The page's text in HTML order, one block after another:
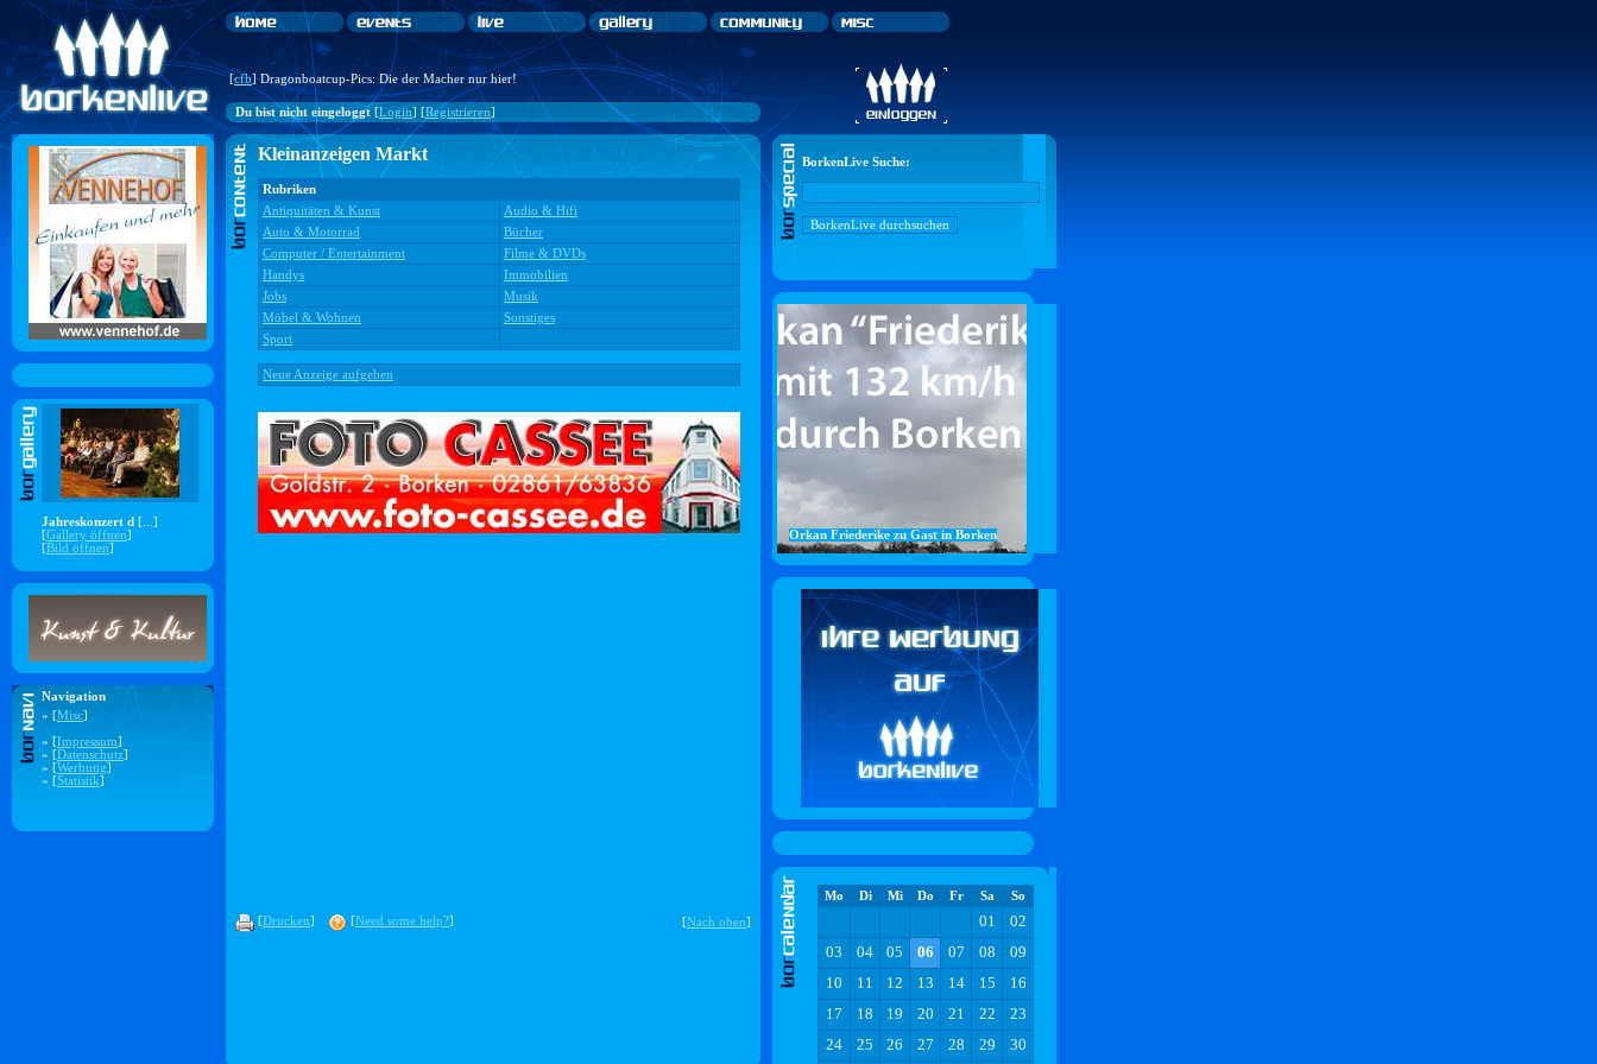
[cfb] Dragonboatcup-Pics: Die der Macher nur hier!
Du bist nicht eingeloggt[Login] [Registrieren]
Jahreskonzert d [...]
[Gallery öffnen]
[Bild öffnen]
Navigation
» [Misc]
» [Impressum]
» [Datenschutz]
» [Werbung]
» [Statistik]
Kleinanzeigen Markt
Rubriken
Antiquitäten & Kunst
Audio & Hifi
Auto & Motorrad
Bücher
Computer / Entertainment
Filme & DVDs
Handys
Immobilien
Jobs
Musik
Möbel & Wohnen
Sonstiges
Sport
Neue Anzeige aufgeben
Drucken Need some help? [Nach oben]
BorkenLive Suche:
Orkan Friederike zu Gast in Borken
Mo Di Mi Do Fr Sa So
01
02
03
04 05 06 07 08
09
10
11 12 13 14 15
16
17
18 19 20 21 22
23
24
25 26 27 28 29 30